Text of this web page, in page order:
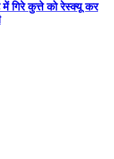
गिरे कुत्ते को रेस्क्यू कर